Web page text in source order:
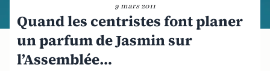
9 mars 2011
Quand les centristes font planer
un parfum de Jasmin sur
l’Assemblée…